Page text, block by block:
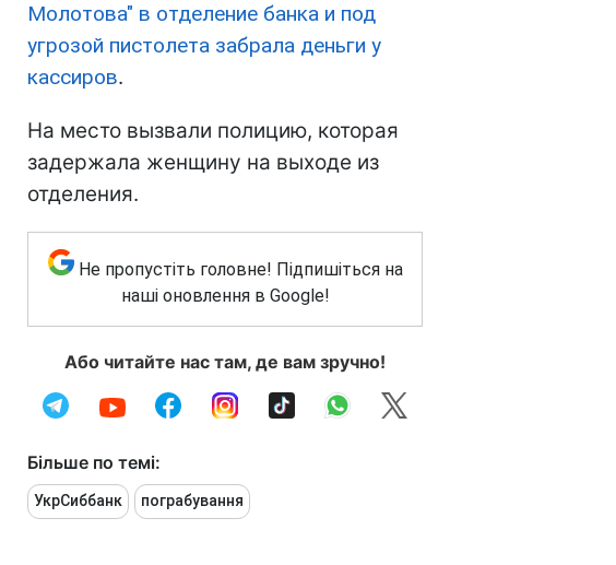
Молотова" в отделение банка и под
угрозой пистолета забрала деньги у
кассиров.
На место вызвали полицию, которая
задержала женщину на выходе из
отделения.
Не пропустіть головне! Підпишіться на
наші оновлення в Google!
Або читайте нас там, де вам зручно!
Більше по темі:
УкрСиббанк пограбування